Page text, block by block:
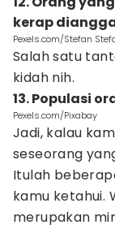
kerap
Pexels.com/Stefan
Salah satu
kidah nih.
13. Populasi
Pexels.com/Pixabay
Jadi, kalau
seseorang
Itulah
kamu ketahui.
merupakan